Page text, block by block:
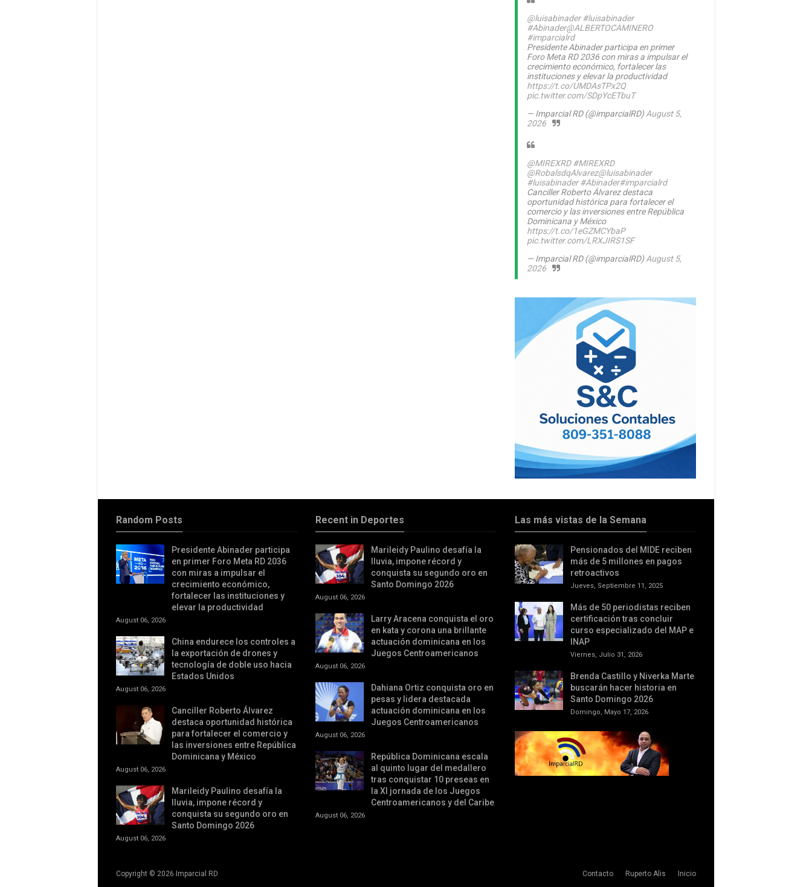
@luisabinader #luisabinader
#Abinader@ALBERTOCAMINERO
#imparcialrd
Presidente Abinader participa en primer
Foro Meta RD 2036 con miras a impulsar el
crecimiento económico, fortalecer las
instituciones y elevar la productividad
https://t.co/UMDAsTPx2Q
pic.twitter.com/SDpYcETbuT
— Imparcial RD (@imparcialRD)August 5,
2026
@MIREXRD #MIREXRD
@RobalsdqAlvarez@luisabinader
#luisabinader #Abinader#imparcialrd
Canciller Roberto Álvarez destaca
oportunidad histórica para fortalecer el
comercio y las inversiones entre República
Dominicana y México
https://t.co/1eGZMCYbaP
pic.twitter.com/LRXJIRS1SF
— Imparcial RD (@imparcialRD)August 5,
2026
Random Posts
Presidente Abinader participa
en primer Foro Meta RD 2036
con miras a impulsar el
crecimiento económico,
fortalecer las instituciones y
elevar la productividad
August 06, 2026
China endurece los controles a
la exportación de drones y
tecnología de doble uso hacia
Estados Unidos
August 06, 2026
Canciller Roberto Álvarez
destaca oportunidad histórica
para fortalecer el comercio y
las inversiones entre República
Dominicana y México
August 06, 2026
Marileidy Paulino desafía la
lluvia, impone récord y
conquista su segundo oro en
Santo Domingo 2026
August 06, 2026
Recent in Deportes
Marileidy Paulino desafía la
lluvia, impone récord y
conquista su segundo oro en
Santo Domingo 2026
August 06, 2026
Larry Aracena conquista el oro
en kata y corona una brillante
actuación dominicana en los
Juegos Centroamericanos
August 06, 2026
Dahiana Ortiz conquista oro en
pesas y lidera destacada
actuación dominicana en los
Juegos Centroamericanos
August 06, 2026
República Dominicana escala
al quinto lugar del medallero
tras conquistar 10 preseas en
la XI jornada de los Juegos
Centroamericanos y del Caribe
August 06, 2026
Las más vistas de la Semana
Pensionados del MIDE reciben
más de 5 millones en pagos
retroactivos
Jueves, Septiembre 11, 2025
Más de 50 periodistas reciben
certificación tras concluir
curso especializado del MAP e
INAP
Viernes, Julio 31, 2026
Brenda Castillo y Niverka Marte
buscarán hacer historia en
Santo Domingo 2026
Domingo, Mayo 17, 2026
Contacto Ruperto Alis Inicio
Copyright © 2026 Imparcial RD